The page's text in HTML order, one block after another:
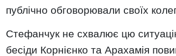
публічно обговорювали своїх
Стефанчук не схвалює цю
бесіди Корнієнко та Арахамія